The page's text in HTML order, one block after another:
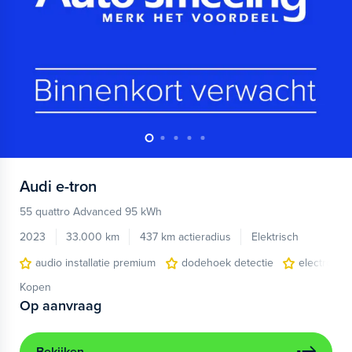
Audi e-tron
55 quattro Advanced 95 kWh
2023
33.000 km 437 km actieradius
Elektrisch
audio installatie premium
dodehoek detectie
electronic
Kopen
Op aanvraag